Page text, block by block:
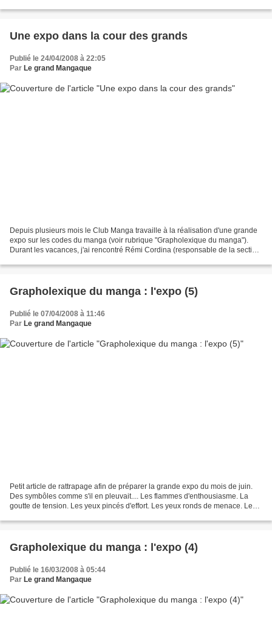
Une expo dans la cour des grands
Publié le 24/04/2008 à 22:05
Par Le grand Mangaque
Depuis plusieurs mois le Club Manga travaille à la réalisation d'une grande
expo sur les codes du manga (voir rubrique "Grapholexique du manga").
Durant les vacances, j'ai rencontré Rémi Cordina (responsable de la section
Grapholexique du manga : l'expo (5)
Publié le 07/04/2008 à 11:46
Par Le grand Mangaque
Petit article de rattrapage afin de préparer la grande expo du mois de juin.
Des symbôles comme s'il en pleuvait.... Les flammes d'enthousiasme. La
goutte de tension. Les yeux pincés d'effort. Les yeux ronds de menace. Les
Grapholexique du manga : l'expo (4)
Publié le 16/03/2008 à 05:44
Par Le grand Mangaque